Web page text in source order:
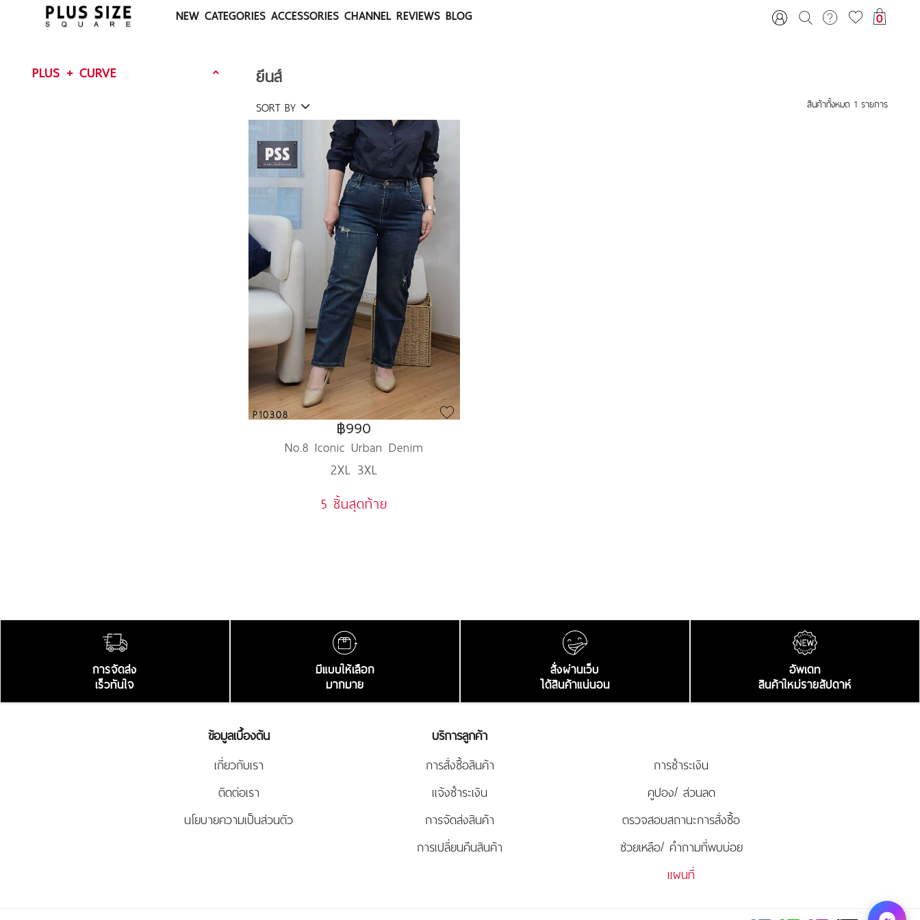
NEW CATEGORIES ACCESSORIES CHANNEL REVIEWS BLOG 0
PLUS + CURVE ยีนส์
SORT BY สินค้าทั้งหมด 1 รายการ
P10308
฿990
No.8 Iconic Urban Denim
2XL 3XL
5 ชิ้นสุดท้าย
การจัดส่ง
เร็วทันใจ
มีแบบให้เลือก
มากมาย
สั่งผ่านเว็บ
ได้สินค้าแน่นอน
อัพเดท
สินค้าใหม่รายสัปดาห์
ข้อมูลเบื้องต้น
เกี่ยวกับเรา
ติดต่อเรา
นโยบายความเป็นส่วนตัว
บริการลูกค้า
การสั่งซื้อสินค้า
แจ้งชำระเงิน
การจัดส่งสินค้า
การเปลี่ยนคืนสินค้า
การชำระเงิน
คูปอง/ ส่วนลด
ตรวจสอบสถานะการสั่งซื้อ
ช่วยเหลือ/ คำถามที่พบบ่อย
แผนที่